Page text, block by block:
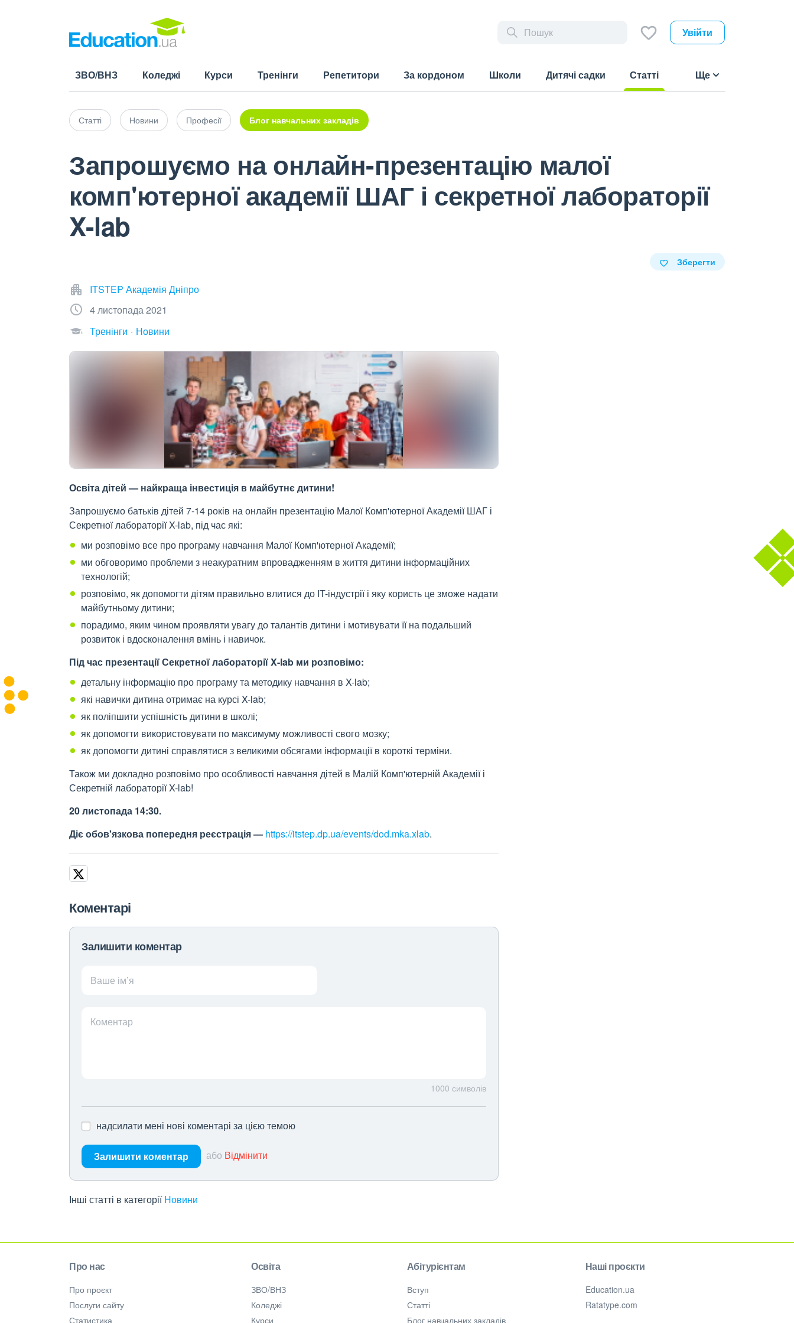
Увійти
ЗВО/ВНЗ Коледжі Курси Тренінги Репетитори За кордоном Школи Дитячі садки
Статті
Ще
Статті Новини Професії Блог навчальних закладів
Запрошуємо на онлайн-презентацію малої
комп'ютерної академії ШАГ і секретної лабораторії
X-lab
Зберегти
ITSTEP Академія Дніпро
4 листопада 2021
Тренінги
Новини
Освіта дітей — найкраща інвестиція в майбутнє дитини!
Запрошуємо батьків дітей 7-14 років на онлайн презентацію Малої Комп'ютерної Академії ШАГ і
Секретної лабораторії X-lab, під час які:
ми розповімо все про програму навчання Малої Комп'ютерної Академії;
ми обговоримо проблеми з неакуратним впровадженням в життя дитини інформаційних
технологій;
розповімо, як допомогти дітям правильно влитися до IT-індустрії і яку користь це зможе надати
майбутньому дитини;
порадимо, яким чином проявляти увагу до талантів дитини і мотивувати її на подальший
розвиток і вдосконалення вмінь і навичок.
Під час презентації Секретної лабораторії X-lab ми розповімо:
детальну інформацію про програму та методику навчання в X-lab;
які навички дитина отримає на курсі X-lab;
як поліпшити успішність дитини в школі;
як допомогти використовувати по максимуму можливості свого мозку;
як допомогти дитині справлятися з великими обсягами інформації в короткі терміни.
Також ми докладно розповімо про особливості навчання дітей в Малій Комп'ютерній Академії і
Секретній лабораторії X-lab!
20 листопада 14:30.
Діє обов'язкова попередня реєстрація — https://itstep.dp.ua/events/dod.mka.xlab.
Коментарі
Залишити коментар
Ваше ім’я
Коментар
1000 символів
надсилати мені нові коментарі за цією темою
Залишити коментар або Відмінити
Інші статті в категорії Новини
Про нас
Про проєкт
Послуги сайту
Статистика
Освіта
ЗВО/ВНЗ
Коледжі
Курси
Абітурієнтам
Вступ
Статті
Блог навчальних закладів
Наші проєкти
Education.ua
Ratatype.com